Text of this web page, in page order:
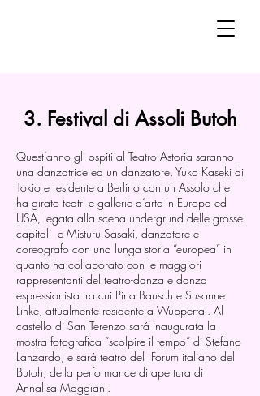
3. Festival di Assoli Butoh
Quest’anno gli ospiti al Teatro Astoria saranno
una danzatrice ed un danzatore. Yuko Kaseki di
Tokio e residente a Berlino con un Assolo che
ha girato teatri e gallerie d’arte in Europa ed
USA, legata alla scena undergrund delle grosse
capitali e Misturu Sasaki, danzatore e
coreografo con una lunga storia “europea” in
quanto ha collaborato con le maggiori
rappresentanti del teatro-danza e danza
espressionista tra cui Pina Bausch e Susanne
Linke, attualmente residente a Wuppertal. Al
castello di San Terenzo sará inaugurata la
mostra fotografica “scolpire il tempo” di Stefano
Lanzardo, e sará teatro del Forum italiano del
Butoh, della performance di apertura di
Annalisa Maggiani.